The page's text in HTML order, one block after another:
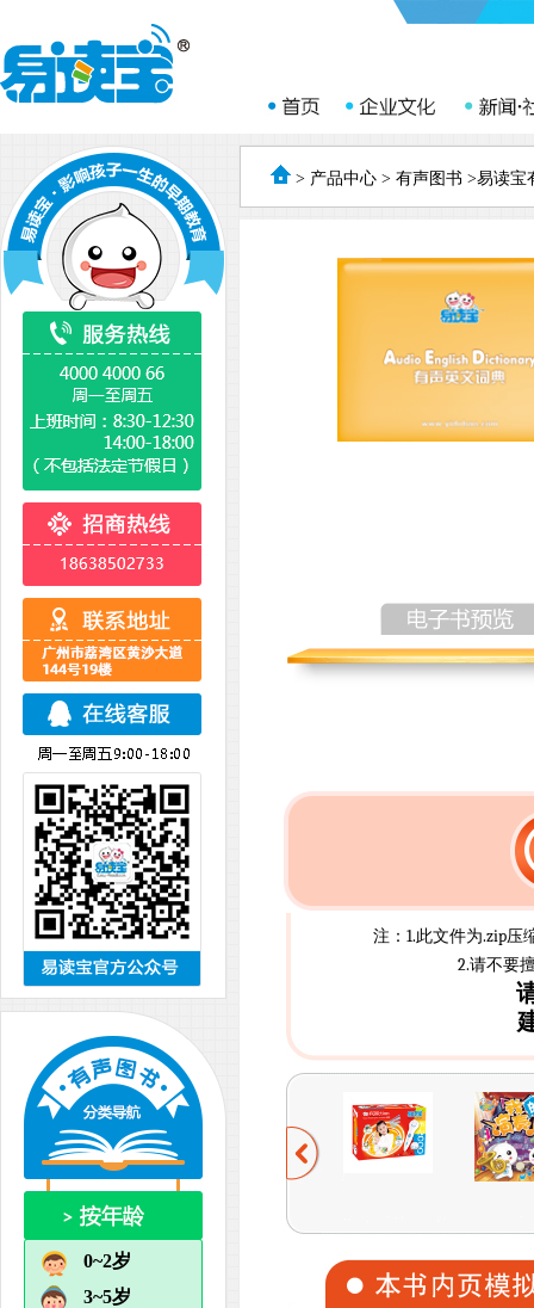
0~2岁
3~5岁
> 产品中心 > 有声图书 >易读宝
注：1.此文件为.zip
2.请不要